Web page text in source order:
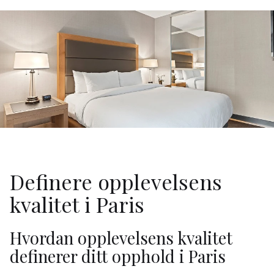
Definere opplevelsens
kvalitet i Paris
Hvordan opplevelsens kvalitet
definerer ditt opphold i Paris